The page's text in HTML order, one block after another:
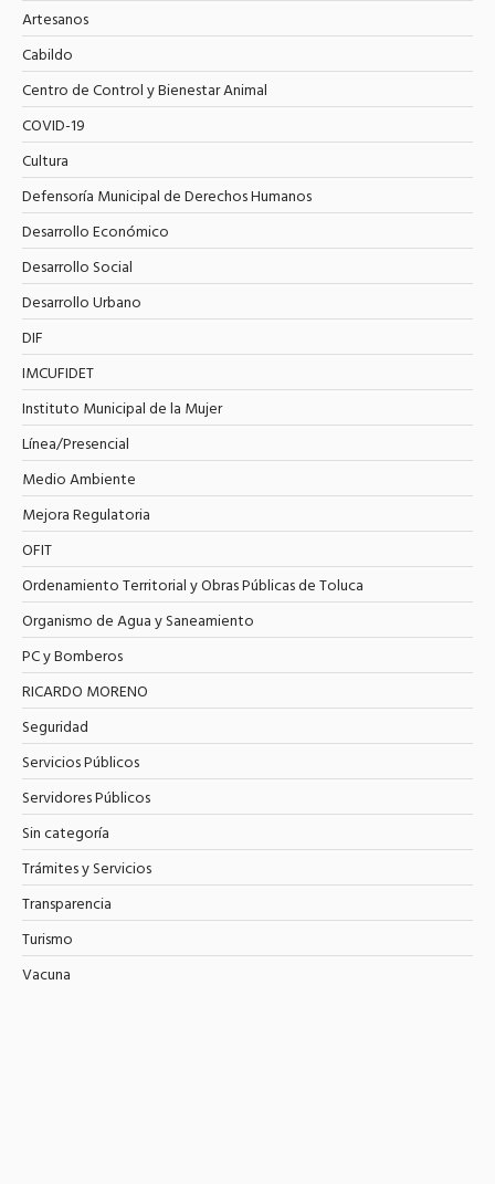
Artesanos
Cabildo
Centro de Control y Bienestar Animal
COVID-19
Cultura
Defensoría Municipal de Derechos Humanos
Desarrollo Económico
Desarrollo Social
Desarrollo Urbano
DIF
IMCUFIDET
Instituto Municipal de la Mujer
Línea/Presencial
Medio Ambiente
Mejora Regulatoria
OFIT
Ordenamiento Territorial y Obras Públicas de Toluca
Organismo de Agua y Saneamiento
PC y Bomberos
RICARDO MORENO
Seguridad
Servicios Públicos
Servidores Públicos
Sin categoría
Trámites y Servicios
Transparencia
Turismo
Vacuna